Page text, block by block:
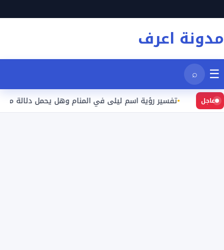
إلى
المحتوى
مدونة اعرف
☰
⌕
عاجل تفسير رؤية اسم ليلى في المنام وهل يحمل دلالة محددة؟